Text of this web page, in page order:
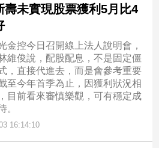
未實現股票獲利5月比4
金控今日召開線上法人說明會，
維俊說，配股配息，不是固定僵
，直接代進去，而是會參考重要
至今年首季為止，因獲利狀況相
目前看來審慎樂觀，可有穩定成
。
16:14:10